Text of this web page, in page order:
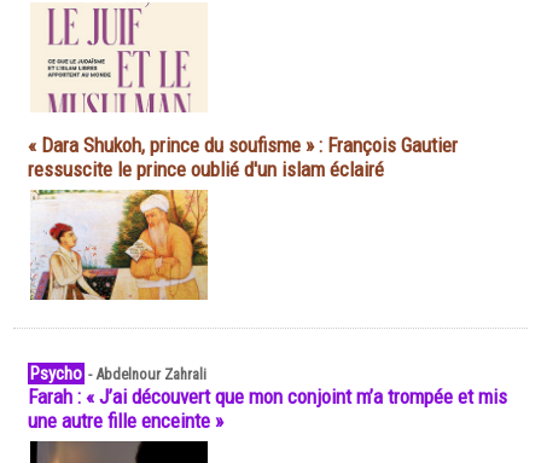
« Dara Shukoh, prince du soufisme » : François Gautier
ressuscite le prince oublié d'un islam éclairé
Psycho -Abdelnour Zahrali
Farah : « J’ai découvert que mon conjoint m’a trompée et mis
une autre fille enceinte »